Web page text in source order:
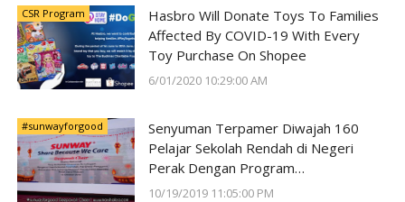
CSR Program
Hasbro Will Donate Toys To Families
Affected By COVID-19 With Every
Toy Purchase On Shopee
6/01/2020 10:29:00 AM
#sunwayforgood
Senyuman Terpamer Diwajah 160
Pelajar Sekolah Rendah di Negeri
Perak Dengan Program
#SunwayForGood Deepavali Cheer di
10/19/2019 11:05:00 PM